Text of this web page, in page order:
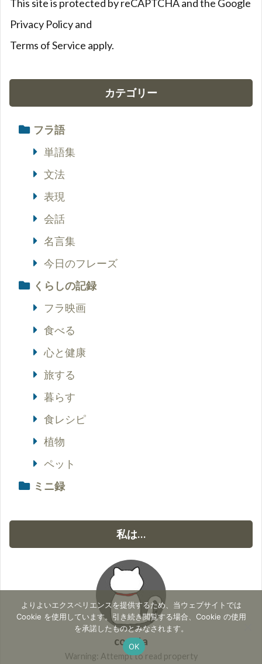
This site is protected by reCAPTCHA and the Google
Privacy Policyand
Terms of Service apply.
カテゴリー
フラ語
単語集
文法
表現
会話
名言集
今日のフレーズ
くらしの記録
フラ映画
食べる
心と健康
旅する
暮らす
食レシピ
植物
ペット
ミニ録
私は…
cocota
Warning: Attempt to read property
よりよいエクスペリエンスを提供するため、当ウェブサイトでは
Cookie を使用しています。引き続き閲覧する場合、Cookie の使用
を承諾したものとみなされます。
OK